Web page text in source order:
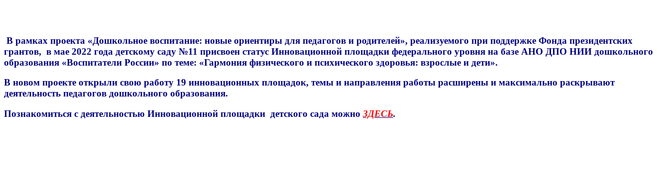
В рамках проекта «Дошкольное воспитание: новые ориентиры для педагогов и родителей», реализуемого при поддержке Фонда президентских
грантов, в мае 2022 года детскому саду №11 присвоен статус Инновационной площадки федерального уровня на базе АНО ДПО НИИ дошкольного
образования «Воспитатели России» по теме: «Гармония физического и психического здоровья: взрослые и дети».
В новом проекте открыли свою работу 19 инновационных площадок, темы и направления работы расширены и максимально раскрывают
деятельность педагогов дошкольного образования.
Познакомиться с деятельностью Инновационной площадки детского сада можно ЗДЕСЬ.